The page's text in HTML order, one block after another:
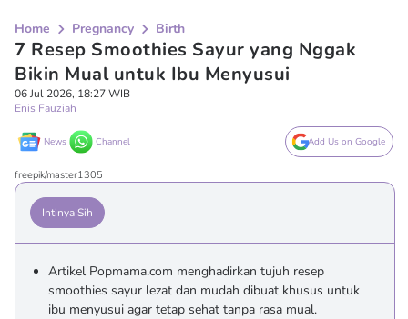
Home Pregnancy Birth
7 Resep Smoothies Sayur yang Nggak
Bikin Mual untuk Ibu Menyusui
06 Jul 2026, 18:27 WIB
Enis Fauziah
News Channel Add Us on Google
freepik/master1305
Intinya Sih
Artikel Popmama.com menghadirkan tujuh resep
smoothies sayur lezat dan mudah dibuat khusus untuk
ibu menyusui agar tetap sehat tanpa rasa mual.